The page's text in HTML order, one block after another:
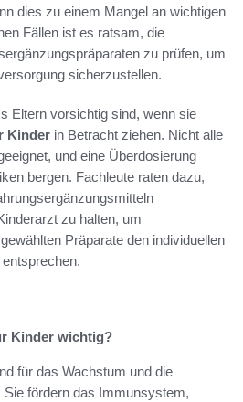
dies zu einem Mangel an wichtigen
Fällen ist es ratsam, die
zu prüfen, um
sicherzustellen.
Eltern vorsichtig sind, wenn sie
Kinder in Betracht ziehen. Nicht alle
und eine Überdosierung
bergen. Fachleute raten dazu,
zu halten, um
Präparate den individuellen
Kinder wichtig?
für das Wachstum und die
fördern das Immunsystem,